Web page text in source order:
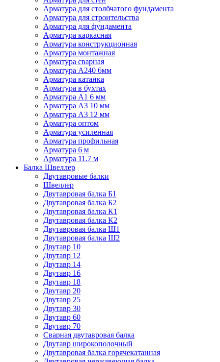
Арматура для столбчатого фундамента
Арматура для строительства
Арматура для фундамента
Арматура каркасная
Арматура конструкционная
Арматура монтажная
Арматура сварная
Арматура А240 6мм
Арматура катанка
Арматура в бухтах
Арматура А1 6 мм
Арматура А3 10 мм
Арматура А3 12 мм
Арматура оптом
Арматура усиленная
Арматура профильная
Арматура 6 м
Арматура 11.7 м
Балка Швеллер
Двутавровые балки
Швеллер
Двутавровая балка Б1
Двутавровая балка Б2
Двутавровая балка К1
Двутавровая балка К2
Двутавровая балка Ш1
Двутавровая балка Ш2
Двутавр 10
Двутавр 12
Двутавр 14
Двутавр 16
Двутавр 18
Двутавр 20
Двутавр 25
Двутавр 30
Двутавр 60
Двутавр 70
Сварная двутавровая балка
Двутавр широкополочный
Двутавровая балка горячекатанная